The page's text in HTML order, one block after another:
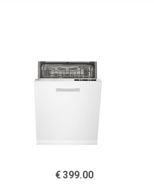
€ 399.00